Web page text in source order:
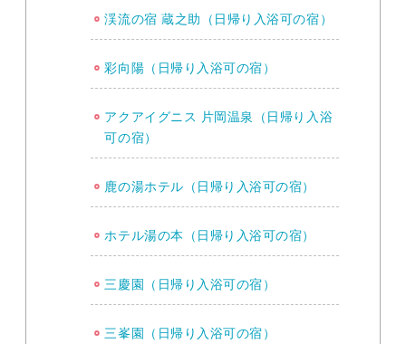
渓流の宿 蔵之助（日帰り入浴可の宿）
彩向陽（日帰り入浴可の宿）
アクアイグニス 片岡温泉（日帰り入浴
可の宿）
鹿の湯ホテル（日帰り入浴可の宿）
ホテル湯の本（日帰り入浴可の宿）
三慶園（日帰り入浴可の宿）
三峯園（日帰り入浴可の宿）